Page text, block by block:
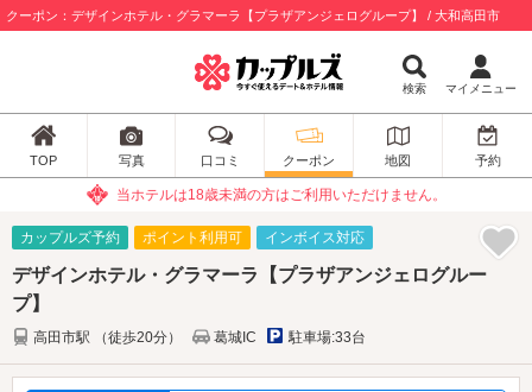
クーポン：デザインホテル・グラマーラ【プラザアンジェログループ】 / 大和高田市
検索 マイメニュー
TOP 写真 口コミ クーポン 地図 予約
当ホテルは18歳未満の方はご利用いただけません。
カップルズ予約 ポイント利用可 インボイス対応
デザインホテル・グラマーラ【プラザアンジェログルー
プ】
高田市駅 （徒歩20分） 葛城IC 駐車場:33台